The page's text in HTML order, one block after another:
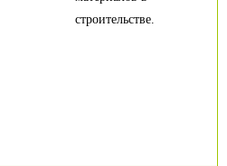
строительстве.